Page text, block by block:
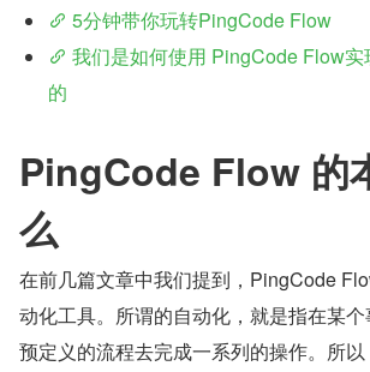
5分钟带你玩转PingCode Flow
我们是如何使用 PingCode Flow
的
PingCode Flow 的
么
在前几篇文章中我们提到，PingCode
动化工具。所谓的自动化，就是指在某
预定义的流程去完成一系列的操作。所